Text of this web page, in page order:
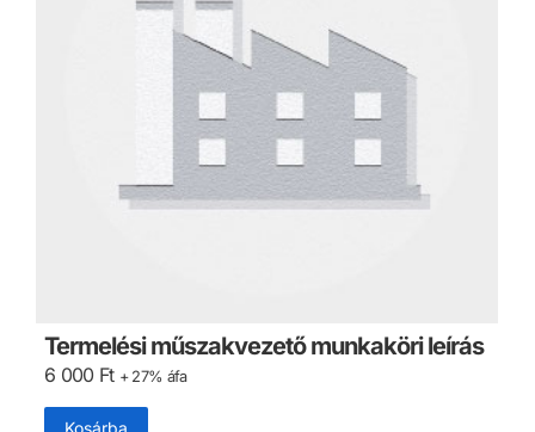
Termelési műszakvezető munkaköri leírás
6 000 Ft + 27% áfa
Kosárba